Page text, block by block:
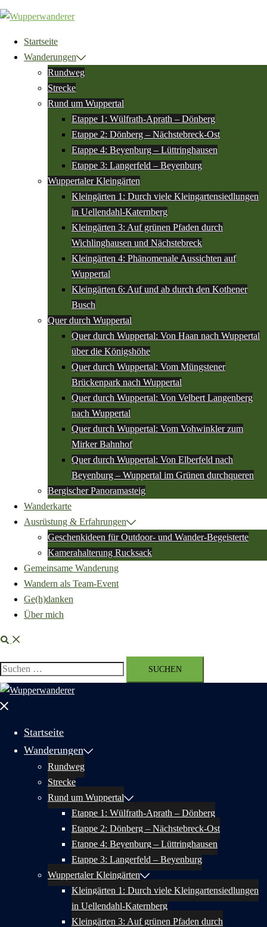
Zum
Inhalt
springenStartseite
Wanderungen
Rundweg
Strecke
Rund um Wuppertal
Etappe 1: Wülfrath-Aprath – Dönberg
Etappe 2: Dönberg – Nächstebreck-Ost
Etappe 4: Beyenburg – Lüttringhausen
Etappe 3: Langerfeld – Beyenburg
Wuppertaler Kleingärten
Kleingärten 1: Durch viele Kleingartensiedlungen
in Uellendahl-Katernberg
Kleingärten 3: Auf grünen Pfaden durch
Wichlinghausen und Nächstebreck
Kleingärten 4: Phänomenale Aussichten auf
Wuppertal
Kleingärten 6: Auf und ab durch den Kothener
Busch
Quer durch Wuppertal
Quer durch Wuppertal: Von Haan nach Wuppertal
über die Königshöhe
Quer durch Wuppertal: Vom Müngstener
Brückenpark nach Wuppertal
Quer durch Wuppertal: Von Velbert Langenberg
nach Wuppertal
Quer durch Wuppertal: Vom Vohwinkler zum
Mirker Bahnhof
Quer durch Wuppertal: Von Elberfeld nach
Beyenburg – Wuppertal im Grünen durchqueren
Bergischer Panoramasteig
Wanderkarte
Ausrüstung & Erfahrungen
Geschenkideen für Outdoor- und Wander-Begeisterte
Kamerahalterung Rucksack
Gemeinsame Wanderung
Wandern als Team-Event
Ge(h)danken
Über mich
Suche
Suchen
nach:
Menü
Startseite
Wanderungen
Rundweg
Strecke
Rund um Wuppertal
Etappe 1: Wülfrath-Aprath – Dönberg
Etappe 2: Dönberg – Nächstebreck-Ost
Etappe 4: Beyenburg – Lüttringhausen
Etappe 3: Langerfeld – Beyenburg
Wuppertaler Kleingärten
Kleingärten 1: Durch viele Kleingartensiedlungen
in Uellendahl-Katernberg
Kleingärten 3: Auf grünen Pfaden durch